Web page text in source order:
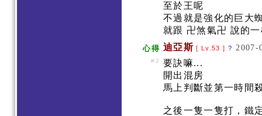
至於王呢
不過就是強化的巨大
就跟 卍煞氣卍 說的
心得 迪亞斯 [ Lv.53 ] ? 2007-
#2
要訣嘛...
開出混房
馬上判斷並第一時間
之後一隻一隻打，鐵